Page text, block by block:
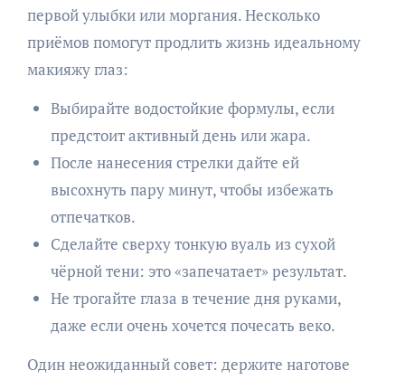
первой улыбки или моргания. Несколько
приёмов помогут продлить жизнь идеальному
макияжу глаз:
Выбирайте водостойкие формулы, если
предстоит активный день или жара.
После нанесения стрелки дайте ей
высохнуть пару минут, чтобы избежать
отпечатков.
Сделайте сверху тонкую вуаль из сухой
чёрной тени: это «запечатает» результат.
Не трогайте глаза в течение дня руками,
даже если очень хочется почесать веко.
Один неожиданный совет: держите наготове